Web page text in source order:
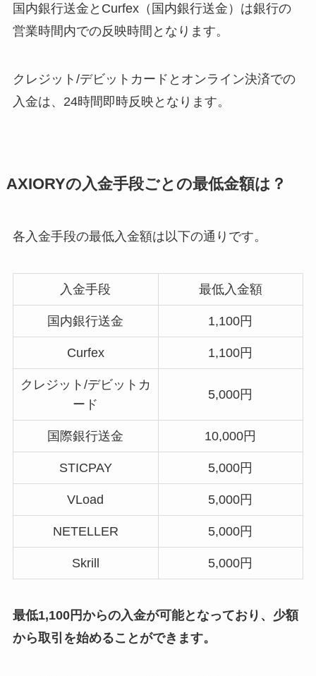
国内銀行送金とCurfex（国内銀行送金）は銀行の
営業時間内での反映時間となります。
クレジット/デビットカードとオンライン決済での
入金は、24時間即時反映となります。
AXIORYの入金手段ごとの最低金額は？
各入金手段の最低入金額は以下の通りです。
入金手段 最低入金額
国内銀行送金 1,100円
Curfex 1,100円
クレジット/デビットカ
ード
5,000円
国際銀行送金 10,000円
STICPAY 5,000円
VLoad 5,000円
NETELLER 5,000円
Skrill 5,000円
最低1,100円からの入金が可能となっており、少額
から取引を始めることができます。